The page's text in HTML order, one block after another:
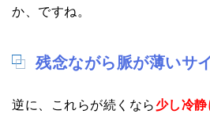
か、ですね。
残念ながら脈が薄いサ
逆に、これらが続くなら少し冷